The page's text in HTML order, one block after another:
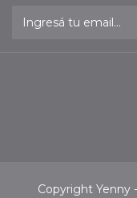
Copyright Yenny